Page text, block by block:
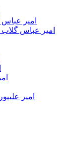
امیر عباس
امیر عباس
امیر